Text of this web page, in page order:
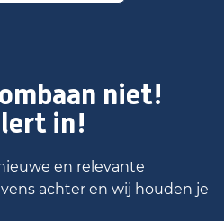
niet!
in!
en relevante
achter en wij houden je